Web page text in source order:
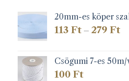
20mm-es köper
113 Ft – 279 Ft
Csögumi 7-es 50m/
100 Ft